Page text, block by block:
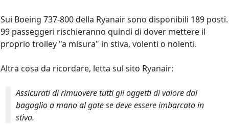
Sui Boeing 737-800 della Ryanair sono disponibili 189 posti.
99 passeggeri rischieranno quindi di dover mettere il
proprio trolley "a misura" in stiva, volenti o nolenti.
Altra cosa da ricordare, letta sul sito Ryanair:
Assicurati di rimuovere tutti gli oggetti di valore dal
bagaglio a mano al gate se deve essere imbarcato in
stiva.